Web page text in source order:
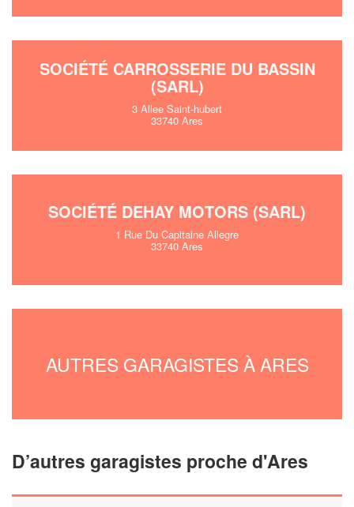
SOCIÉTÉ CARROSSERIE DU BASSIN
(SARL)
3 Allee Saint-hubert
33740 Ares
SOCIÉTÉ DEHAY MOTORS (SARL)
1 Rue Du Capitaine Allegre
33740 Ares
AUTRES GARAGISTES À ARES
D’autres garagistes proche d'Ares